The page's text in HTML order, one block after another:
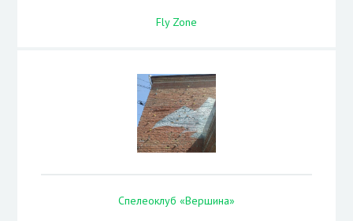
Fly Zone
Спелеоклуб «Вершина»